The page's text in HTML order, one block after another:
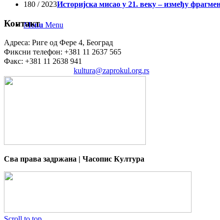
Menu Menu
180 / 2023Историјска мисао у 21. веку – између
Контакт
Адреса: Риге од Фере 4, Београд
Фиксни телефон: +381 11 2637 565
Факс: +381 11 2638 941
kultura@zaprokul.org.rs
Сва права задржана | Часопис Култура